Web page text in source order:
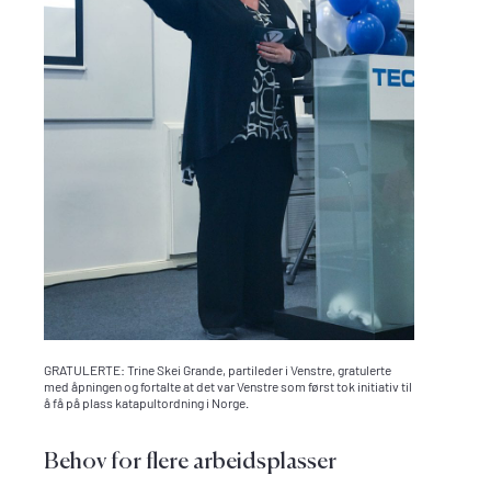
GRATULERTE: Trine Skei Grande, partileder i Venstre, gratulerte
med åpningen og fortalte at det var Venstre som først tok initiativ til
å få på plass katapultordning i Norge.
Behov for flere arbeidsplasser